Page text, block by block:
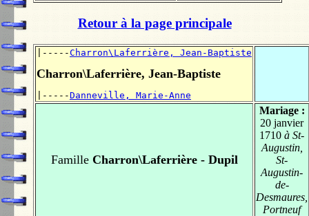
Retour à la page principale
|-----Charron\Laferrière, Jean-Baptiste
Charron\Laferrière, Jean-Baptiste
|-----Danneville, Marie-Anne
FamilleCharron\Laferrière - Dupil
Mariage :
20 janvier
1710 à St-
Augustin,
St-
Augustin-
de-
Desmaures,
Portneuf